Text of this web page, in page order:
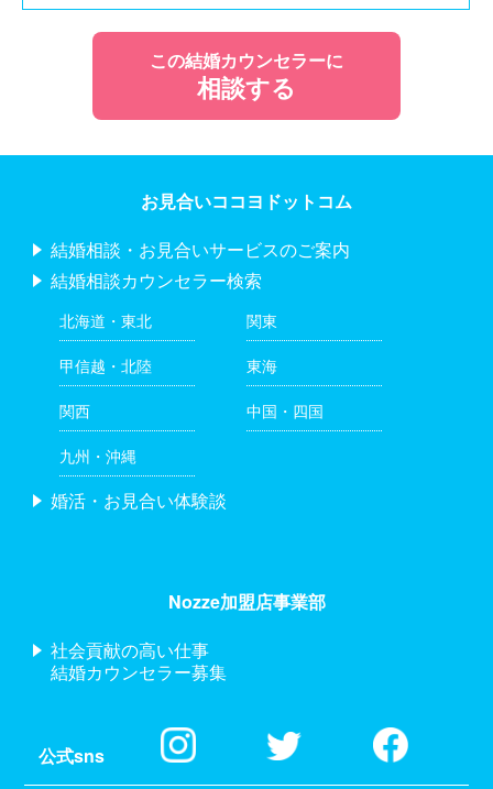
この結婚カウンセラーに
相談する
お見合いココヨドットコム
結婚相談・お見合いサービスのご案内
結婚相談カウンセラー検索
北海道・東北 関東
甲信越・北陸 東海
関西 中国・四国
九州・沖縄
婚活・お見合い体験談
Nozze加盟店事業部
社会貢献の高い仕事
結婚カウンセラー募集
公式sns